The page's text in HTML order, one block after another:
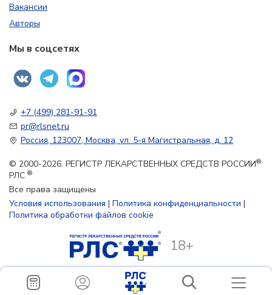
Вакансии
Авторы
Мы в соцсетях
+7 (499) 281-91-91
pr@rlsnet.ru
Россия, 123007, Москва, ул. 5-я Магистральная, д. 12
© 2000-2026. РЕГИСТР ЛЕКАРСТВЕННЫХ СРЕДСТВ РОССИИ®
РЛС ®
Все права защищены
Условия использования | Политика конфиденциальности |
Политика обработки файлов cookie
18+